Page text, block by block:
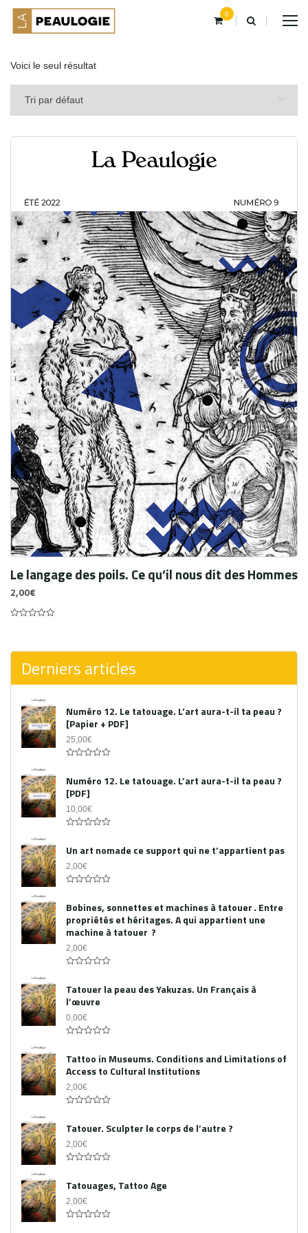
0
Voici le seul résultat
Le langage des poils. Ce qu’il nous dit des Hommes
2,00€
5
Derniers articles
Numéro 12. Le tatouage. L’art aura-t-il ta peau ?
[Papier + PDF]
25,00€
out
of
5
Numéro 12. Le tatouage. L’art aura-t-il ta peau ?
[PDF]
10,00€
out
of
5
Un art nomade ce support qui ne t’appartient pas
2,00€
out
of
5
Bobines, sonnettes et machines à tatouer . Entre
propriétés et héritages. A qui appartient une
machine à tatouer ?
2,00€
out
of
5
Tatouer la peau des Yakuzas. Un Français à
l’œuvre
0,00€
out
of
5
Tattoo in Museums. Conditions and Limitations of
Access to Cultural Institutions
2,00€
out
of
5
Tatouer. Sculpter le corps de l’autre ?
2,00€
out
of
5
Tatouages, Tattoo Age
2,00€